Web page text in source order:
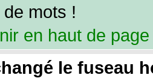
de mots !
en haut de page
le fuseau